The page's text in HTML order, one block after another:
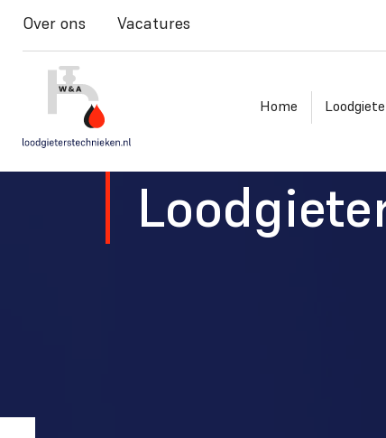
Over ons Vacatures
Home